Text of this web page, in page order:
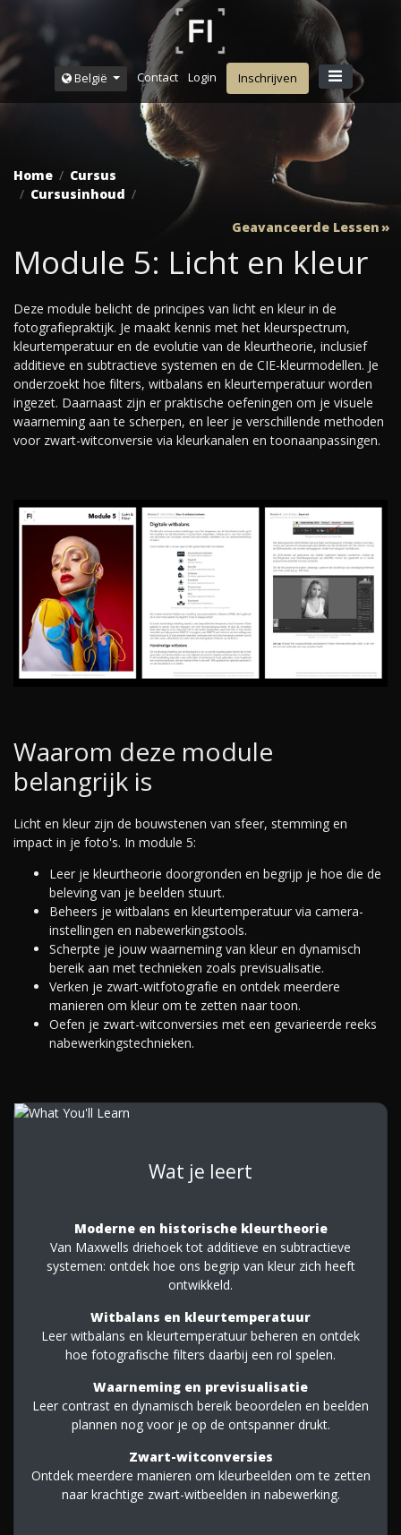
België Contact Login Inschrijven
Home
Cursus
Cursusinhoud
Geavanceerde Lessen
Module 5: Licht en kleur
Deze module belicht de principes van licht en kleur in de
fotografiepraktijk. Je maakt kennis met het kleurspectrum,
kleurtemperatuur en de evolutie van de kleurtheorie, inclusief
additieve en subtractieve systemen en de CIE-kleurmodellen. Je
onderzoekt hoe filters, witbalans en kleurtemperatuur worden
ingezet. Daarnaast zijn er praktische oefeningen om je visuele
waarneming aan te scherpen, en leer je verschillende methoden
voor zwart-witconversie via kleurkanalen en toonaanpassingen.
Waarom deze module
belangrijk is
Licht en kleur zijn de bouwstenen van sfeer, stemming en
impact in je foto's. In module 5:
Leer je kleurtheorie doorgronden en begrijp je hoe die de
beleving van je beelden stuurt.
Beheers je witbalans en kleurtemperatuur via camera-
instellingen en nabewerkingstools.
Scherpte je jouw waarneming van kleur en dynamisch
bereik aan met technieken zoals previsualisatie.
Verken je zwart-witfotografie en ontdek meerdere
manieren om kleur om te zetten naar toon.
Oefen je zwart-witconversies met een gevarieerde reeks
nabewerkingstechnieken.
Wat je leert
Moderne en historische kleurtheorie
Van Maxwells driehoek tot additieve en subtractieve
systemen: ontdek hoe ons begrip van kleur zich heeft
ontwikkeld.
Witbalans en kleurtemperatuur
Leer witbalans en kleurtemperatuur beheren en ontdek
hoe fotografische filters daarbij een rol spelen.
Waarneming en previsualisatie
Leer contrast en dynamisch bereik beoordelen en beelden
plannen nog voor je op de ontspanner drukt.
Zwart-witconversies
Ontdek meerdere manieren om kleurbeelden om te zetten
naar krachtige zwart-witbeelden in nabewerking.